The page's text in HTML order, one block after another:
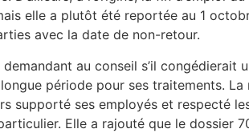
elle a plutôt été reportée au 1
avec la date de non-retour.
au conseil s’il congédierait
période pour ses traitements. La
supporté ses employés et respecté
Elle a rajouté que le dossier